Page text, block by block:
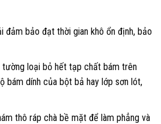
đảm bảo đạt thời gian khô ổn định, bảo
tường loại bỏ hết tạp chất bám trên
bám dính của bột bả hay lớp sơn lót,
thô ráp chà bề mặt để làm phẳng và